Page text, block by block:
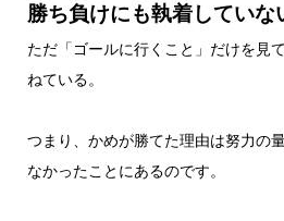
勝ち負けにも執着していな
ただ「ゴールに行くこと」だけを見
ねている。
つまり、かめが勝てた理由は努力の
なかったことにあるのです。